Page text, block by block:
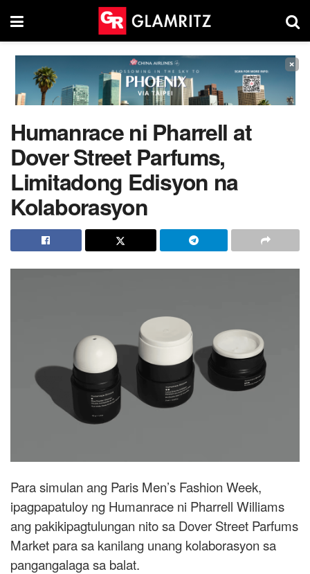
×
Humanrace ni Pharrell at
Dover Street Parfums,
Limitadong Edisyon na
Kolaborasyon
Para simulan ang Paris Men’s Fashion Week,
ipagpapatuloy ng Humanrace ni Pharrell Williams
ang pakikipagtulungan nito sa Dover Street Parfums
Market para sa kanilang unang kolaborasyon sa
pangangalaga sa balat.